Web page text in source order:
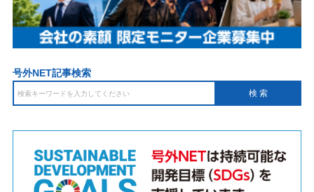
号外NET記事検索